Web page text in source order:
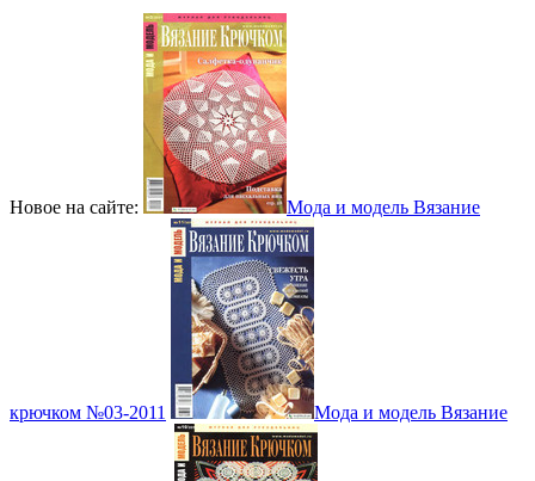
Новое на сайте: Мода и модель Вязание
крючком №03-2011 Мода и модель Вязание